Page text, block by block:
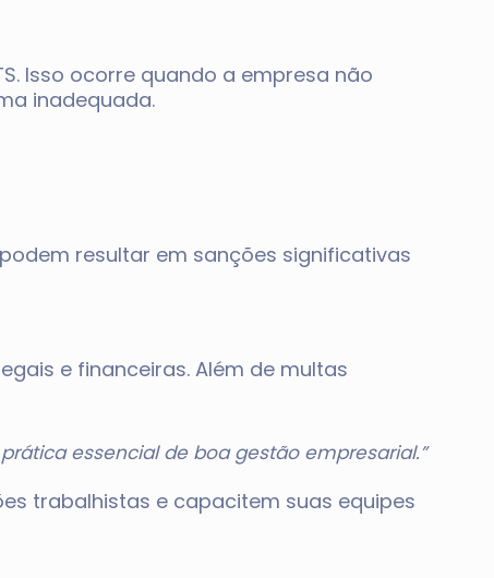
Isso ocorre quando a empresa não
inadequada.
resultar em sanções significativas
e financeiras. Além de multas
essencial de boa gestão empresarial.”
trabalhistas e capacitem suas equipes